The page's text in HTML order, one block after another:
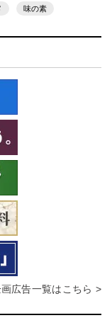
味の素
広告一覧はこちら >